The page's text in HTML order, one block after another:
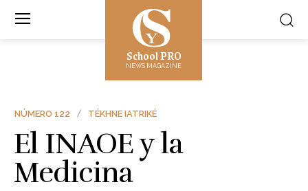
School PRO
NEWS MAGAZINE
NÚMERO 122 TÉKHNE IATRIKÉ
El INAOE y la
Medicina